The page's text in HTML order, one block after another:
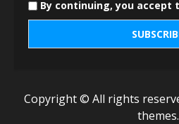
By continuing, you accept
Copyright © All rights
themes.